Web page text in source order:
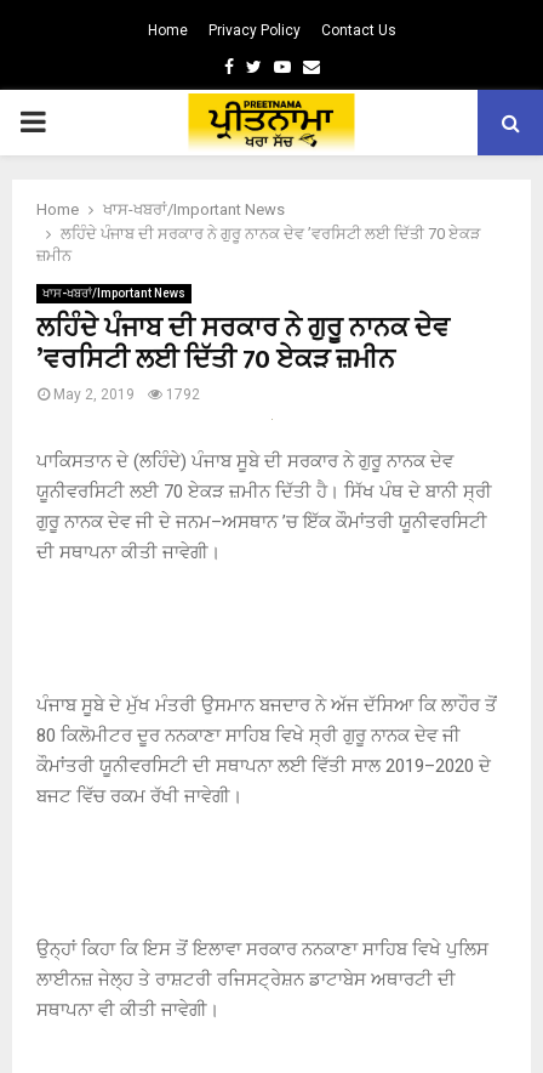
Home Privacy Policy Contact Us
Facebook
TwitterYoutube
Email
PRIMARY
Home
ਖਾਸ-ਖਬਰਾਂ/Important News
ਲਹਿੰਦੇ ਪੰਜਾਬ ਦੀ ਸਰਕਾਰ ਨੇ ਗੁਰੂ ਨਾਨਕ ਦੇਵ ’ਵਰਸਿਟੀ ਲਈ ਦਿੱਤੀ 70 ਏਕੜ
ਜ਼ਮੀਨ
ਖਾਸ-ਖਬਰਾਂ/Important News
ਲਹਿੰਦੇ ਪੰਜਾਬ ਦੀ ਸਰਕਾਰ ਨੇ ਗੁਰੂ ਨਾਨਕ ਦੇਵ
’ਵਰਸਿਟੀ ਲਈ ਦਿੱਤੀ 70 ਏਕੜ ਜ਼ਮੀਨ
May 2, 2019 1792
ਪਾਕਿਸਤਾਨ ਦੇ (ਲਹਿੰਦੇ) ਪੰਜਾਬ ਸੂਬੇ ਦੀ ਸਰਕਾਰ ਨੇ ਗੁਰੂ ਨਾਨਕ ਦੇਵ
ਯੂਨੀਵਰਸਿਟੀ ਲਈ 70 ਏਕੜ ਜ਼ਮੀਨ ਦਿੱਤੀ ਹੈ। ਸਿੱਖ ਪੰਥ ਦੇ ਬਾਨੀ ਸ੍ਰੀ
ਗੁਰੂ ਨਾਨਕ ਦੇਵ ਜੀ ਦੇ ਜਨਮ–ਅਸਥਾਨ ’ਚ ਇੱਕ ਕੌਮਾਂਤਰੀ ਯੂਨੀਵਰਸਿਟੀ
ਦੀ ਸਥਾਪਨਾ ਕੀਤੀ ਜਾਵੇਗੀ।
ਪੰਜਾਬ ਸੂਬੇ ਦੇ ਮੁੱਖ ਮੰਤਰੀ ਉਸਮਾਨ ਬਜਦਾਰ ਨੇ ਅੱਜ ਦੱਸਿਆ ਕਿ ਲਾਹੌਰ ਤੋਂ
80 ਕਿਲੋਮੀਟਰ ਦੂਰ ਨਨਕਾਣਾ ਸਾਹਿਬ ਵਿਖੇ ਸ੍ਰੀ ਗੁਰੂ ਨਾਨਕ ਦੇਵ ਜੀ
ਕੌਮਾਂਤਰੀ ਯੂਨੀਵਰਸਿਟੀ ਦੀ ਸਥਾਪਨਾ ਲਈ ਵਿੱਤੀ ਸਾਲ 2019–2020 ਦੇ
ਬਜਟ ਵਿੱਚ ਰਕਮ ਰੱਖੀ ਜਾਵੇਗੀ।
ਉਨ੍ਹਾਂ ਕਿਹਾ ਕਿ ਇਸ ਤੋਂ ਇਲਾਵਾ ਸਰਕਾਰ ਨਨਕਾਣਾ ਸਾਹਿਬ ਵਿਖੇ ਪੁਲਿਸ
ਲਾਈਨਜ਼ ਜੇਲ੍ਹ ਤੇ ਰਾਸ਼ਟਰੀ ਰਜਿਸਟ੍ਰੇਸ਼ਨ ਡਾਟਾਬੇਸ ਅਥਾਰਟੀ ਦੀ
ਸਥਾਪਨਾ ਵੀ ਕੀਤੀ ਜਾਵੇਗੀ।